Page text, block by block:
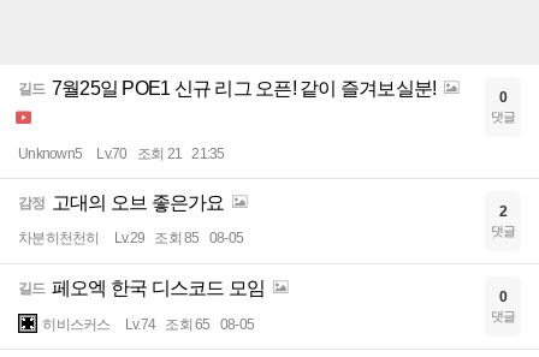
길드 7월25일 POE1 신규 리그 오픈! 같이 즐겨보실분!
Unknown5 Lv.70 조회 21 21:35
0
댓글
감정 고대의 오브 좋은가요
차분히천천히 Lv.29 조회 85 08-05
2
댓글
길드 페오엑 한국 디스코드 모임
히비스커스 Lv.74 조회 65 08-05
0
댓글